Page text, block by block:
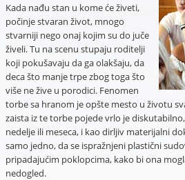
Kada nađu stan u kome će živeti,
počinje stvaran život, mnogo
stvarniji nego onaj kojim su do juče
živeli. Tu na scenu stupaju roditelji
koji pokušavaju da ga olakšaju, da
deca što manje trpe zbog toga što
više ne žive u porodici. Fenomen
torbe sa hranom je opšte mesto u životu
zaista iz te torbe pojede vrlo je
nedelje ili meseca, i kao dirljiv materijalni
samo jedno, da se ispražnjeni plastični
pripadajućim poklopcima, kako bi ona
nedogled.